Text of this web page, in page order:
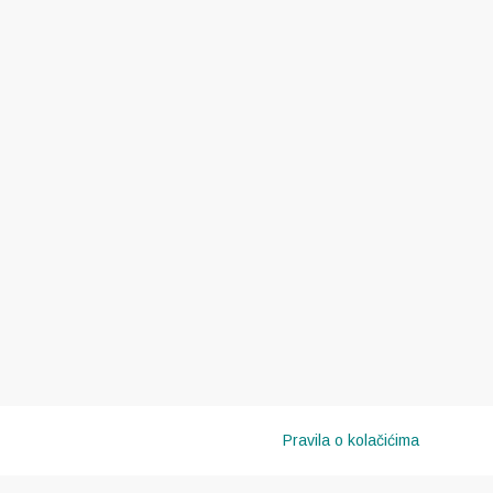
Pravila o kolačićima